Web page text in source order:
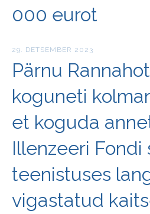
000 eurot
29. DETSEMBER 2023
Pärnu
koguneti
et koguda
Illenzeeri Fondi
teenistuses
vigastatud